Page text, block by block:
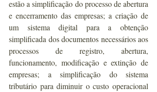
estão a simplificação do processo de abertura
e encerramento das empresas; a criação de
um sistema digital para a obtenção
simplificada dos documentos necessários aos
processos de registro, abertura,
funcionamento, modificação e extinção de
empresas; a simplificação do sistema
tributário para diminuir o custo operacional